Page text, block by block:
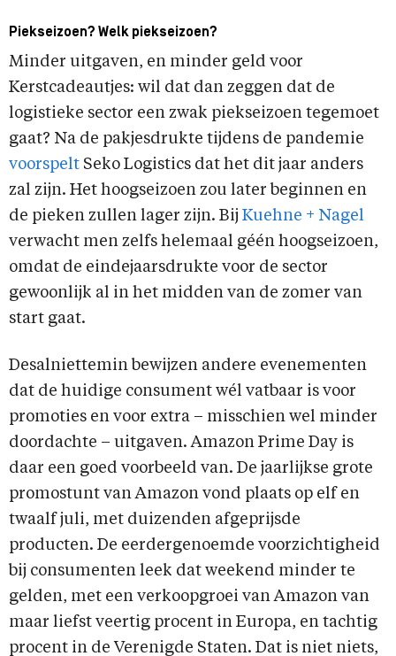
Piekseizoen? Welk piekseizoen?
Minder uitgaven, en minder geld voor
Kerstcadeautjes: wil dat dan zeggen dat de
logistieke sector een zwak piekseizoen tegemoet
gaat? Na de pakjesdrukte tijdens de pandemie
voorspelt Seko Logistics dat het dit jaar anders
zal zijn. Het hoogseizoen zou later beginnen en
de pieken zullen lager zijn. Bij Kuehne + Nagel
verwacht men zelfs helemaal géén hoogseizoen,
omdat de eindejaarsdrukte voor de sector
gewoonlijk al in het midden van de zomer van
start gaat.
Desalniettemin bewijzen andere evenementen
dat de huidige consument wél vatbaar is voor
promoties en voor extra – misschien wel minder
doordachte – uitgaven. Amazon Prime Day is
daar een goed voorbeeld van. De jaarlijkse grote
promostunt van Amazon vond plaats op elf en
twaalf juli, met duizenden afgeprijsde
producten. De eerdergenoemde voorzichtigheid
bij consumenten leek dat weekend minder te
gelden, met een verkoopgroei van Amazon van
maar liefst veertig procent in Europa, en tachtig
procent in de Verenigde Staten. Dat is niet niets,